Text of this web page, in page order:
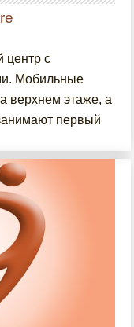
центр с
Мобильные
верхнем этаже, а
первый